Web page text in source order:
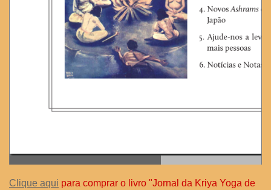
Clique aqui para comprar o livro "Jornal da Kriya Yoga de